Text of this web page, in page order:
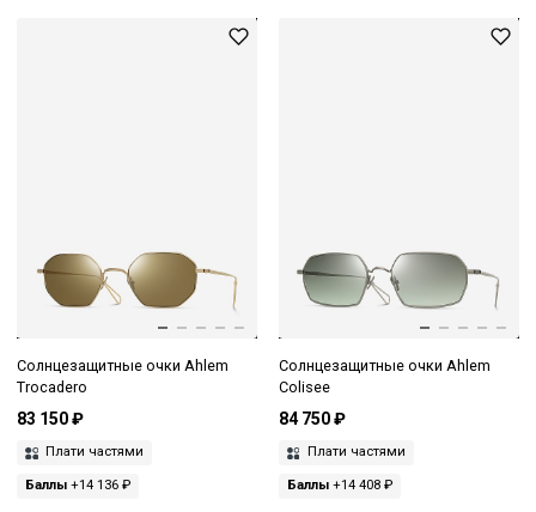
Солнцезащитные очки Ahlem
Trocadero
83 150 ₽
Плати частями
Баллы +14 136 ₽
Солнцезащитные очки Ahlem
Colisee
84 750 ₽
Плати частями
Баллы+14 408 ₽